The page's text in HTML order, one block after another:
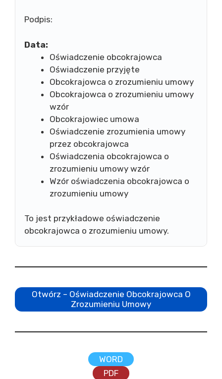
Podpis:
Data:
Oświadczenie obcokrajowca
Oświadczenie przyjęte
Obcokrajowca o zrozumieniu umowy
Obcokrajowca o zrozumieniu umowy
wzór
Obcokrajowiec umowa
Oświadczenie zrozumienia umowy
przez obcokrajowca
Oświadczenia obcokrajowca o
zrozumieniu umowy wzór
Wzór oświadczenia obcokrajowca o
zrozumieniu umowy
To jest przykładowe oświadczenie
obcokrajowca o zrozumieniu umowy.
Otwórz – Oświadczenie Obcokrajowca O
Zrozumieniu Umowy
WORD
PDF